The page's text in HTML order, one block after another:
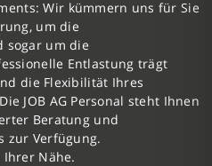
Wir kümmern uns für Sie
um die
sogar um die
Entlastung trägt
die Flexibilität Ihres
JOB AG Personal steht Ihnen
Beratung und
zur Verfügung.
Nähe.